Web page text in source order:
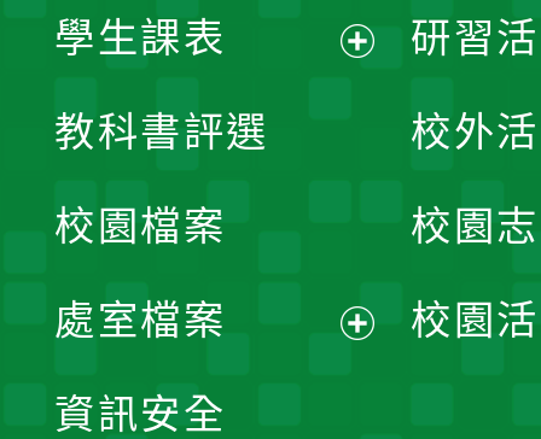
學生課表
單
教科書評選
校園檔案
處室檔案
資訊安全
研習
校外
校園
校園